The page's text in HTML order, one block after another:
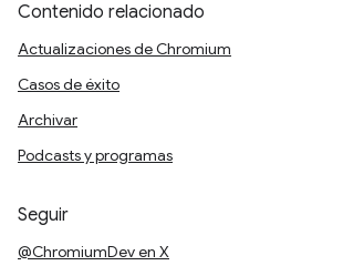
Contenido relacionado
Actualizaciones de Chromium
Casos de éxito
Archivar
Podcasts y programas
Seguir
@ChromiumDev en X